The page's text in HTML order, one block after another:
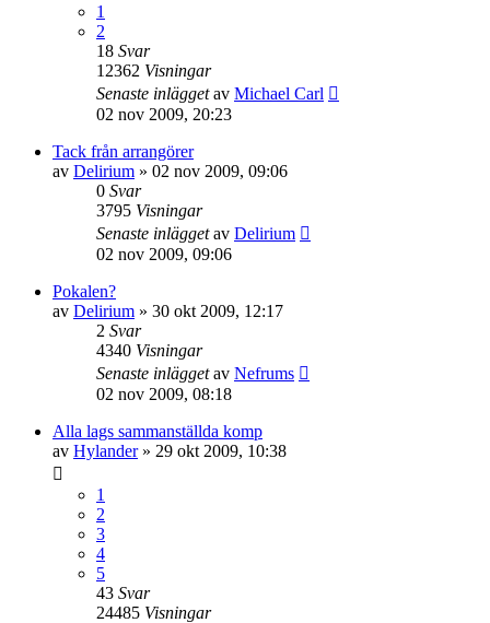
1
2
18 Svar
12362 Visningar
Senaste inläggetav Michael Carl
02 nov 2009, 20:23
Tack från arrangörer
av Delirium » 02 nov 2009, 09:06
0 Svar
3795 Visningar
Senaste inläggetav Delirium
02 nov 2009, 09:06
Pokalen?
av Delirium » 30 okt 2009, 12:17
2 Svar
4340 Visningar
Senaste inläggetav Nefrums
02 nov 2009, 08:18
Alla lags sammanställda komp
av Hylander» 29 okt 2009, 10:38
1
2
3
4
5
43 Svar
24485 Visningar